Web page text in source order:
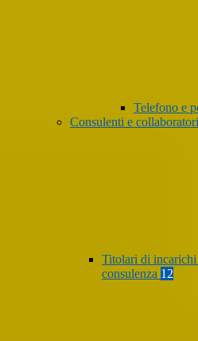
Telefono e
Consulenti e collaboratori
Titolari di
consulenza 12